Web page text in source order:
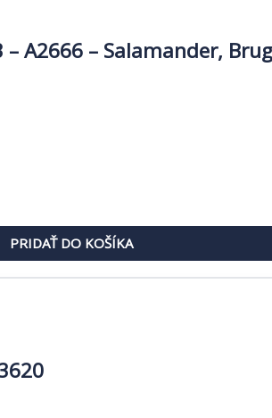
A2666 – Salamander,
PRIDAŤ DO KOŠÍKA